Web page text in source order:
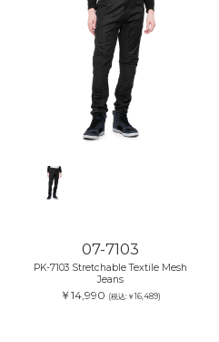
07-7103
PK-7103 Stretchable Textile Mesh
Jeans
￥14,990 (税込:￥16,489)